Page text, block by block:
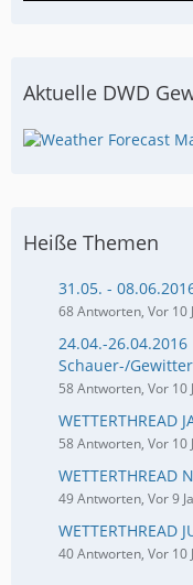
Aktuelle DWD
Heiße Themen
31.05. -
68 Antworten, Vor 10
24.04.-26.04.2016
Schauer-/
58 Antworten, Vor 10
WETTERTHREAD
58 Antworten, Vor 10
WETTERTHREAD
49 Antworten, Vor 9
WETTERTHREAD
40 Antworten, Vor 10